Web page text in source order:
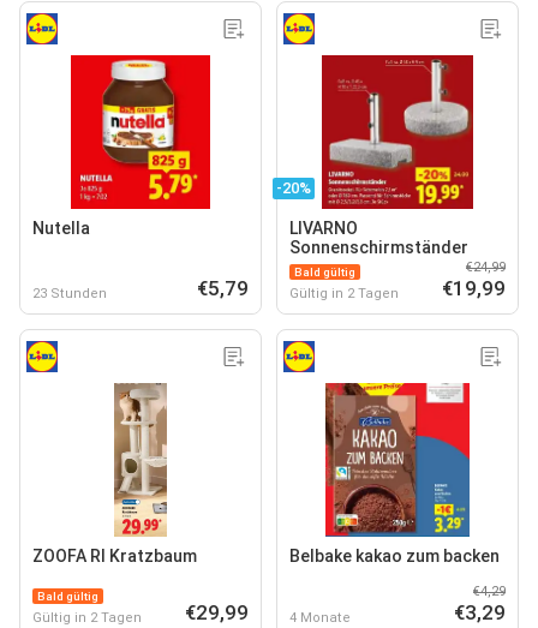
Nutella
23 Stunden €5,79
-20%
LIVARNO
Sonnenschirmständer
Bald gültig
Gültig in 2 Tagen
€24,99
€19,99
ZOOFA RI Kratzbaum
Bald gültig
Gültig in 2 Tagen €29,99
Belbake kakao zum backen
4 Monate
€4,29
€3,29